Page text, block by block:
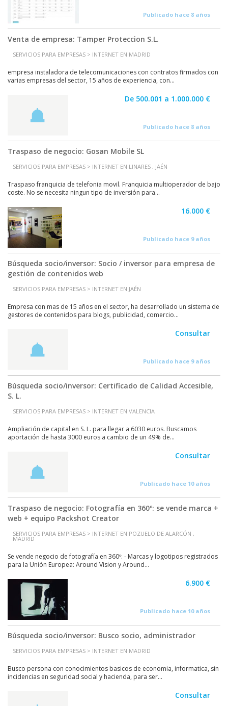
Publicado hace 8 años
Venta de empresa: Tamper Proteccion S.L.
SERVICIOS PARA EMPRESAS > INTERNET EN MADRID
empresa instaladora de telecomunicaciones con contratos firmados con
varias empresas del sector, 15 años de experiencia, con...
De 500.001 a 1.000.000 €
Publicado hace 8 años
Traspaso de negocio: Gosan Mobile SL
SERVICIOS PARA EMPRESAS > INTERNET EN LINARES , JAÉN
Traspaso franquicia de telefonia movil. Franquicia multioperador de bajo
coste. No se necesita ningun tipo de inversión para...
16.000 €
Publicado hace 9 años
Búsqueda socio/inversor: Socio / inversor para empresa de
gestión de contenidos web
SERVICIOS PARA EMPRESAS > INTERNET EN JAÉN
Empresa con mas de 15 años en el sector, ha desarrollado un sistema de
gestores de contenidos para blogs, publicidad, comercio...
Consultar
Publicado hace 9 años
Búsqueda socio/inversor: Certificado de Calidad Accesible,
S. L.
SERVICIOS PARA EMPRESAS > INTERNET EN VALENCIA
Ampliación de capital en S. L. para llegar a 6030 euros. Buscamos
aportación de hasta 3000 euros a cambio de un 49% de...
Consultar
Publicado hace 10 años
Traspaso de negocio: Fotografía en 360º: se vende marca +
web + equipo Packshot Creator
SERVICIOS PARA EMPRESAS > INTERNET EN POZUELO DE ALARCÓN ,
MADRID
Se vende negocio de fotografía en 360º: - Marcas y logotipos registrados
para la Unión Europea: Around Vision y Around...
6.900 €
Publicado hace 10 años
Búsqueda socio/inversor: Busco socio, administrador
SERVICIOS PARA EMPRESAS > INTERNET EN MADRID
Busco persona con conocimientos basicos de economia, informatica, sin
incidencias en seguridad social y hacienda, para ser...
Consultar